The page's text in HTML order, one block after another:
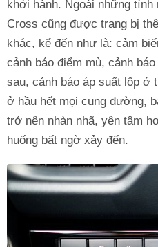
khởi hành. Ngoài những tính
Cross cũng được trang bị
khác, kể đến như là: cảm
cảnh báo điểm mù, cảnh
sau, cảnh báo áp suất lốp ở
ở hầu hết mọi cung đường,
trở nên nhàn nhã, yên tâm
huống bất ngờ xảy đến.